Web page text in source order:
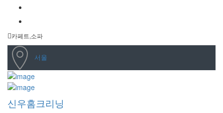
카페트,소파
서울
신우홈크리닝